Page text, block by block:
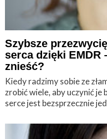
Szybsze
serca dzięki EMDR
znieść?
Kiedy radzimy sobie ze
zrobić wiele, aby uczynić je
serce jest bezsprzecznie